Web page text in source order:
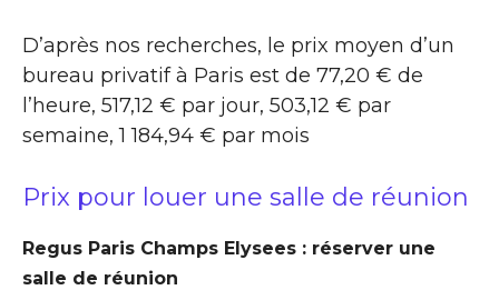
D’après nos recherches, le prix moyen d’un
bureau privatif à Paris est de 77,20 € de
l’heure, 517,12 € par jour, 503,12 € par
semaine, 1 184,94 € par mois
Prix pour louer une salle de réunion
Regus Paris Champs Elysees : réserver une
salle de réunion